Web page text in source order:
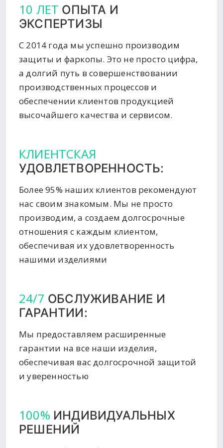
10 ЛЕТ ОПЫТА И
ЭКСПЕРТИЗЫ
С 2014 года мы успешно производим
защиты и фаркопы. Это не просто цифра,
а долгий путь в совершенствовании
производственных процессов и
обеспечении клиентов продукцией
высочайшего качества и сервисом.
КЛИЕНТСКАЯ
УДОВЛЕТВОРЕННОСТЬ:
Более 95% наших клиентов рекомендуют
нас своим знакомым. Мы не просто
производим, а создаем долгосрочные
отношения с каждым клиентом,
обеспечивая их удовлетворенность
нашими изделиями
24/7 ОБСЛУЖИВАНИЕ И
ГАРАНТИИ:
Мы предоставляем расширенные
гарантии на все наши изделия,
обеспечивая вас долгосрочной защитой
и уверенностью
100% ИНДИВИДУАЛЬНЫХ
РЕШЕНИЙ